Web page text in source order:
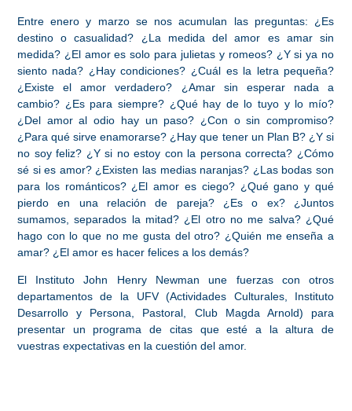
Entre enero y marzo se nos acumulan las preguntas: ¿Es
destino o casualidad? ¿La medida del amor es amar sin
medida? ¿El amor es solo para julietas y romeos? ¿Y si ya no
siento nada? ¿Hay condiciones? ¿Cuál es la letra pequeña?
¿Existe el amor verdadero? ¿Amar sin esperar nada a
cambio? ¿Es para siempre? ¿Qué hay de lo tuyo y lo mío?
¿Del amor al odio hay un paso? ¿Con o sin compromiso?
¿Para qué sirve enamorarse? ¿Hay que tener un Plan B? ¿Y si
no soy feliz? ¿Y si no estoy con la persona correcta? ¿Cómo
sé si es amor? ¿Existen las medias naranjas? ¿Las bodas son
para los románticos? ¿El amor es ciego? ¿Qué gano y qué
pierdo en una relación de pareja? ¿Es o ex? ¿Juntos
sumamos, separados la mitad? ¿El otro no me salva? ¿Qué
hago con lo que no me gusta del otro? ¿Quién me enseña a
amar? ¿El amor es hacer felices a los demás?
El Instituto John Henry Newman une fuerzas con otros
departamentos de la UFV (Actividades Culturales, Instituto
Desarrollo y Persona, Pastoral, Club Magda Arnold) para
presentar un programa de citas que esté a la altura de
vuestras expectativas en la cuestión del amor.